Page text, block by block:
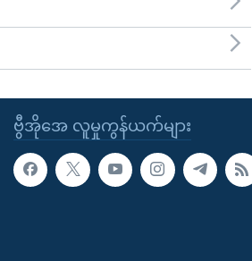
ဗွီအိုအေ လူမှုကွန်ယက်များ